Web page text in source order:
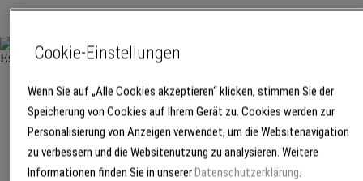
12. Brillux
in Essen 2012 |
Video
Cookie-Einstellungen
Wenn Sie auf „Alle Cookies akzeptieren“ klicken, stimmen Sie der
Speicherung von Cookies auf Ihrem Gerät zu. Cookies werden zur
Personalisierung von Anzeigen verwendet, um die Websitenavigation
zu verbessern und die Websitenutzung zu analysieren. Weitere
Informationen finden Sie in unserer Datenschutzerklärung.